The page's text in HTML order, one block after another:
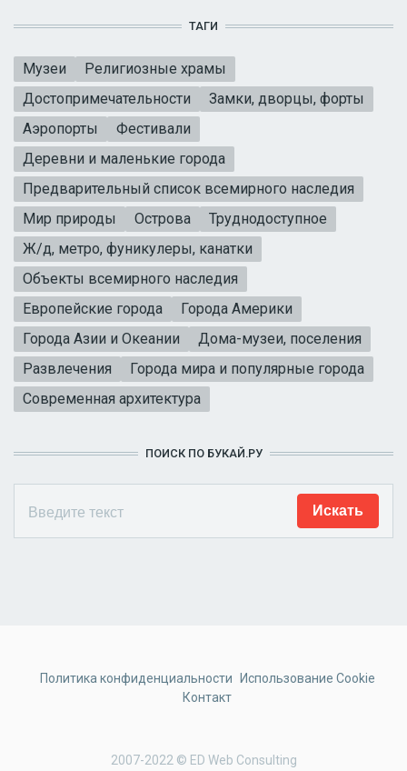
ТАГИ
Музеи
Религиозные храмы
Достопримечательности
Замки, дворцы, форты
Аэропорты
Фестивали
Деревни и маленькие города
Предварительный список всемирного наследия
Мир природы
Острова
Труднодоступное
Ж/д, метро, фуникулеры, канатки
Объекты всемирного наследия
Европейские города
Города Америки
Города Азии и Океании
Дома-музеи, поселения
Развлечения
Города мира и популярные города
Современная архитектура
ПОИСК ПО БУКАЙ.РУ
2007-2022 © ED Web Consulting
Политика конфиденциальности
Использование Cookie
Контакт